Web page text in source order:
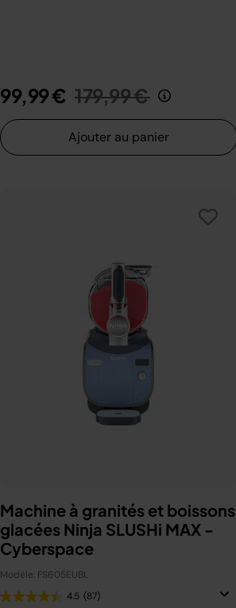
99,99 € Prix réduit de
179,99 €au
Ajouter au panier
Machine à granités et boissons
glacées Ninja SLUSHi MAX -
Cyberspace
Modèle: FS605EUBL
4.5 (87)